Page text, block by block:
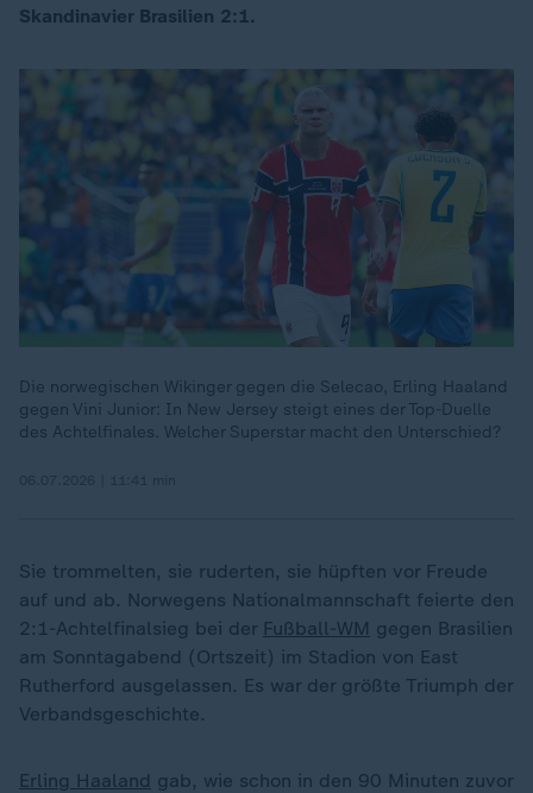
Skandinavier Brasilien 2:1.
Die norwegischen Wikinger gegen die Selecao, Erling Haaland
gegen Vini Junior: In New Jersey steigt eines der Top-Duelle
des Achtelfinales. Welcher Superstar macht den Unterschied?
Sie trommelten, sie ruderten, sie hüpften vor Freude
auf und ab. Norwegens Nationalmannschaft feierte den
2:1-Achtelfinalsieg bei der Fußball-WM gegen Brasilien
am Sonntagabend (Ortszeit) im Stadion von East
Rutherford ausgelassen. Es war der größte Triumph der
Verbandsgeschichte.
Erling Haaland gab, wie schon in den 90 Minuten zuvor